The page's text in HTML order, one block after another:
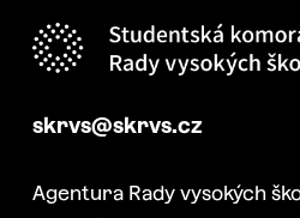
skrvs@skrvs.cz
Agentura Rady vysokých